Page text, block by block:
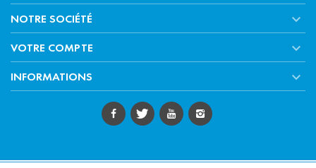
NOTRE SOCIÉTÉ 
VOTRE COMPTE 
INFORMATIONS 